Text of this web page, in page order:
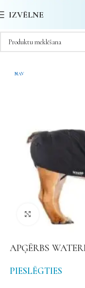
IZVĒLNE
NAV
APĢĒRBS
PIESLĒGTIES